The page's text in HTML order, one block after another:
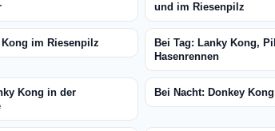
und im Riesenpilz
Kong im Riesenpilz
Bei Tag: Lanky Kong,
Hasenrennen
Kong in der
Bei Nacht: Donkey Kong